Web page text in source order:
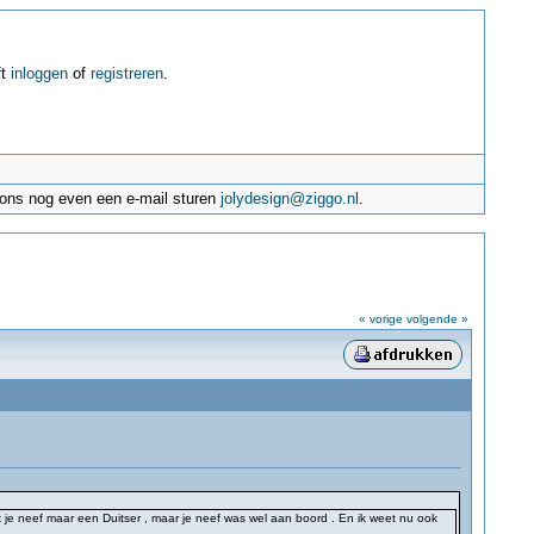
inloggenof registreren.
nog even een e-mail sturenjolydesign@ziggo.nl .
« vorige volgende »
neef maar een Duitser , maar je neef was wel aan boord . En ik weet nu ook